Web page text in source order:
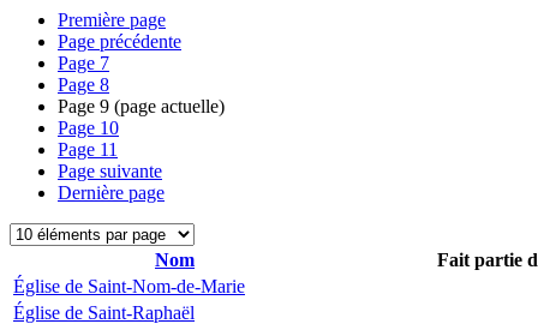
Première page
Page précédente
Page 7
Page 8
Page 9 (page actuelle)
Page 10
Page 11
Page suivante
Dernière page
Nom
Fait partie
Église de Saint-Nom-de-Marie
Église de Saint-Raphaël